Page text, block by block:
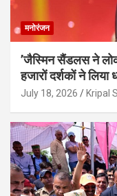
मनोरंजन
’जैस्मिन सैंडलस ने लोक
हजारों दर्शकों ने
July 18, 2026 Kripal